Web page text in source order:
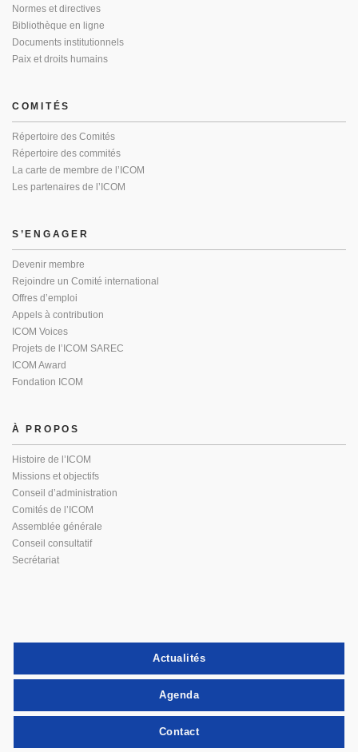
Normes et directives
Bibliothèque en ligne
Documents institutionnels
Paix et droits humains
COMITÉS
Répertoire des Comités
Répertoire des commités
La carte de membre de l’ICOM
Les partenaires de l’ICOM
S’ENGAGER
Devenir membre
Rejoindre un Comité international
Offres d’emploi
Appels à contribution
ICOM Voices
Projets de l’ICOM SAREC
ICOM Award
Fondation ICOM
À PROPOS
Histoire de l’ICOM
Missions et objectifs
Conseil d’administration
Comités de l’ICOM
Assemblée générale
Conseil consultatif
Secrétariat
Actualités
Agenda
Contact